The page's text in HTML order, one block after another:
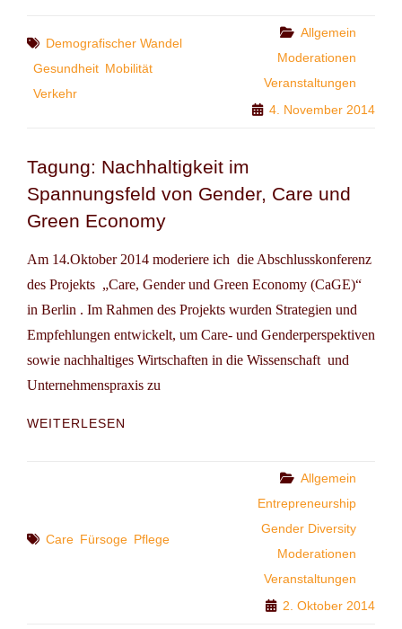
–
DEMOGRAFIE
GESUNDHEIT
Tags
Demografischer Wandel
Gesundheit Mobilität
Verkehr
Categories
Allgemein
Moderationen
Veranstaltungen
4. November 2014
Tagung: Nachhaltigkeit im
Spannungsfeld von Gender, Care und
Green Economy
Am 14.Oktober 2014 moderiere ich die Abschlusskonferenz
des Projekts „Care, Gender und Green Economy (CaGE)“
in Berlin . Im Rahmen des Projekts wurden Strategien und
Empfehlungen entwickelt, um Care- und Genderperspektiven
sowie nachhaltiges Wirtschaften in die Wissenschaft und
Unternehmenspraxis zu
WEITERLESEN
CARE
Tags
Care Fürsoge Pflege
Categories
Allgemein
Entrepreneurship
Gender Diversity
Moderationen
Veranstaltungen
2. Oktober 2014